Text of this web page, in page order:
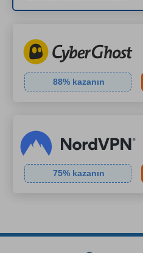
88% kazanın
75% kazanın